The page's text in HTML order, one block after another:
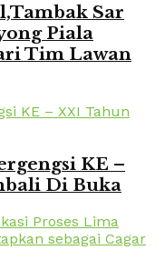
Sar
Piala
Tim Lawan
KE –
Di Buka